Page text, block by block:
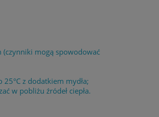
mogą spowodować
z dodatkiem mydła;
w pobliżu źródeł ciepła.